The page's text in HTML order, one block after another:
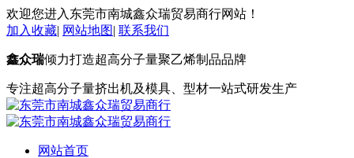
欢迎您进入东莞市南城鑫众瑞贸易商行网站！
加入收藏| 网站地图| 联系我们
鑫众瑞倾力打造超高分子量聚乙烯制品品牌
专注超高分子量挤出机及模具、型材一站式研发生产
网站首页